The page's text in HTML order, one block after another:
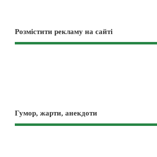
Розмістити рекламу на сайті
Гумор, жарти, анекдоти